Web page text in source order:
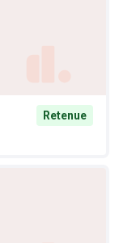
Retenue